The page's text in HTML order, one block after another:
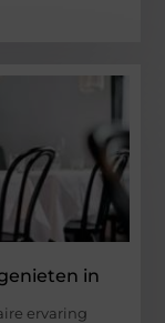
in
ervaring